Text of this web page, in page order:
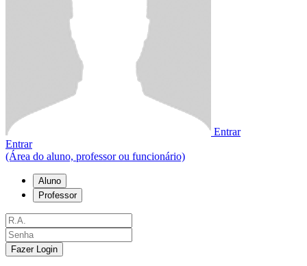
Entrar
Entrar
(Área do aluno, professor ou funcionário)
Aluno
Professor
Fazer Login